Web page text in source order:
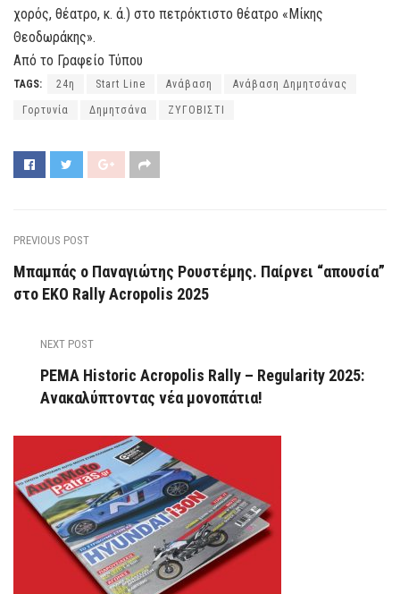
χορός, θέατρο, κ. ά.) στο πετρόκτιστο θέατρο «Μίκης
Θεοδωράκης».
Από το Γραφείο Τύπου
TAGS: 24η Start Line Ανάβαση Ανάβαση Δημητσάνας
Γορτυνία Δημητσάνα ΖΥΓΟΒΙΣΤΙ
PREVIOUS POST
Μπαμπάς ο Παναγιώτης Ρουστέμης. Παίρνει “απουσία”
στο EKO Rally Acropolis 2025
NEXT POST
PEMA Historic Acropolis Rally – Regularity 2025:
Ανακαλύπτοντας νέα μονοπάτια!